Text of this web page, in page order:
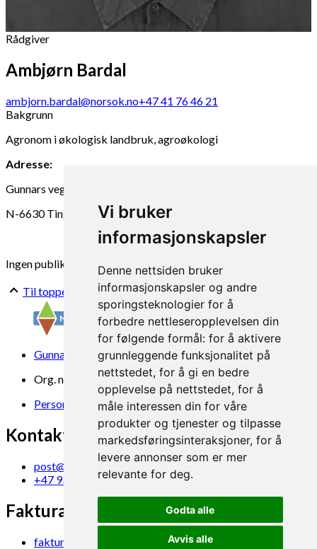
Vi bruker
informasjonskapsler
Denne nettsiden bruker
informasjonskapsler og andre
sporingsteknologier for å
forbedre nettleseropplevelsen din
for følgende formål: for å aktivere
grunnleggende funksjonalitet på
nettstedet, for å gi en bedre
opplevelse på nettstedet, for å
måle interessen din for våre
produkter og tjenester og tilpasse
markedsføringsinteraksjoner, for å
levere annonser som er mer
relevante for deg.
Godta alle
Avvis alle
Rådgiver
Ambjørn Bardal
ambjorn.bardal@norsok.no+47 41 76 46 21
Bakgrunn
Agronom i økologisk landbruk, agroøkologi
Adresse:
Gunnars veg 6
N-6630 Tingvoll
Ingen publikasjoner funnet
Til toppen
Gunnars veg 6, 6630 Tingvoll
Org. nr. 969 840 383
Personvern
Kontakt oss
post@norsok.no
+47 930 09 884
Fakturamottak
faktura@norsok.no